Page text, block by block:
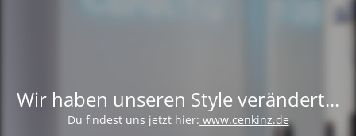
Wir haben unseren Style verändert...
Du findest uns jetzt hier: www.cenkinz.de